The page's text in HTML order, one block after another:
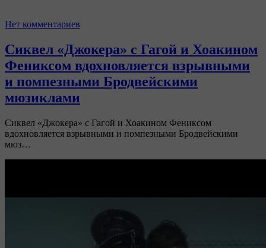
Нет комментариев
Сиквел «Джокера» с Гагой и Хоакином
Фениксом вдохновляется взрывными
и помпезными Бродвейскими
мюзиклами
Сиквел «Джокера» с Гагой и Хоакином Фениксом
вдохновляется взрывными и помпезными Бродвейскими
мюз…